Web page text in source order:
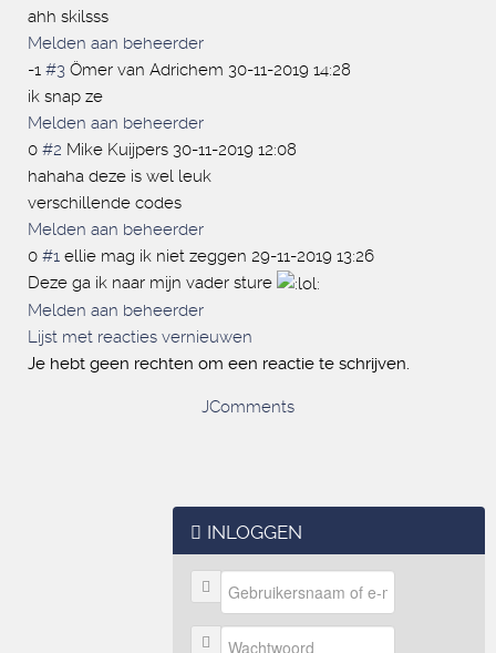
ahh skilsss
Melden aan beheerder
-1 #3 Ömer van Adrichem 30-11-2019 14:28
ik snap ze
Melden aan beheerder
0 #2 Mike Kuijpers 30-11-2019 12:08
hahaha deze is wel leuk
verschillende codes
Melden aan beheerder
0 #1 ellie mag ik niet zeggen 29-11-2019 13:26
Deze ga ik naar mijn vader sture
Melden aan beheerder
Lijst met reacties vernieuwen
Je hebt geen rechten om een reactie te schrijven.
JComments
INLOGGEN